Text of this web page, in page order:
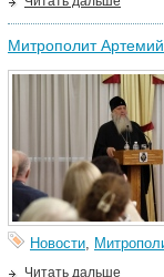
Митрополит
Новости,
Читать дальше